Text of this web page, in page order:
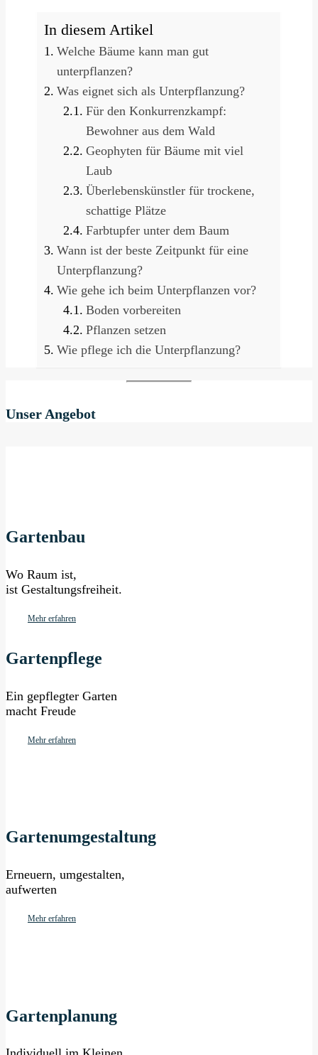
In diesem Artikel
Welche Bäume kann man gut
unterpflanzen?
Was eignet sich als Unterpflanzung?
Für den Konkurrenzkampf:
Bewohner aus dem Wald
Geophyten für Bäume mit viel
Laub
Überlebenskünstler für trockene,
schattige Plätze
Farbtupfer unter dem Baum
Wann ist der beste Zeitpunkt für eine
Unterpflanzung?
Wie gehe ich beim Unterpflanzen vor?
Boden vorbereiten
Pflanzen setzen
Wie pflege ich die Unterpflanzung?
Unser Angebot
Gartenbau
Wo Raum ist,
ist Gestaltungsfreiheit.
Mehr erfahren
Gartenpflege
Ein gepflegter Garten
macht Freude
Mehr erfahren
Gartenumgestaltung
Erneuern, umgestalten,
aufwerten
Mehr erfahren
Gartenplanung